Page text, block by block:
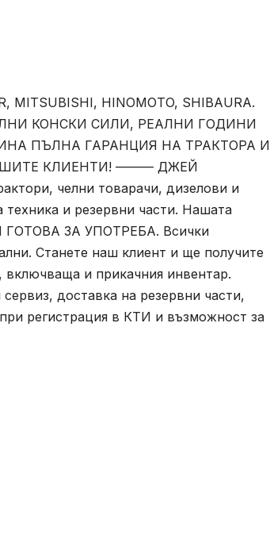
HINOMOTO, SHIBAURA.
КОНСКИ СИЛИ, РЕАЛНИ ГОДИНИ
ПЪЛНА ГАРАНЦИЯ НА ТРАКТОРА И
КЛИЕНТИ! ——— ДЖЕЙ
челни товарачи, дизелови и
техника и резервни части. Нашата
ЗА УПОТРЕБА. Всички
Станете наш клиент и ще получите
и прикачния инвентар.
доставка на резервни части,
регистрация в КТИ и възможност за